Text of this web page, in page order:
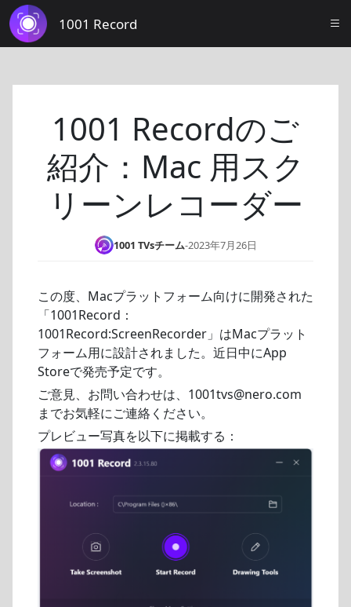
1001 Record
1001 Recordのご
紹介：Mac 用スク
リーンレコーダー
1001 TVsチーム-2023年7月26日
この度、Macプラットフォーム向けに開発された
「1001Record：
1001Record:ScreenRecorder」はMacプラット
フォーム用に設計されました。近日中にApp
Storeで発売予定です。
ご意見、お問い合わせは、1001tvs@nero.com
までお気軽にご連絡ください。
プレビュー写真を以下に掲載する：